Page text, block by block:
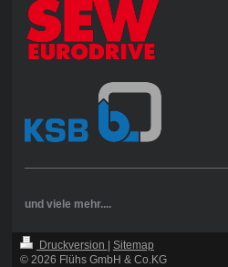
und viele mehr....
Druckversion
Sitemap
© 2026 Flühs GmbH & Co.KG